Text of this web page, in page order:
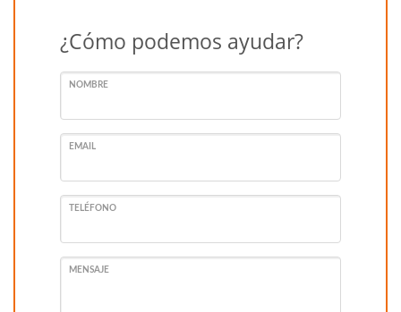
¿Cómo podemos ayudar?
NOMBRE
EMAIL
TELÉFONO
MENSAJE